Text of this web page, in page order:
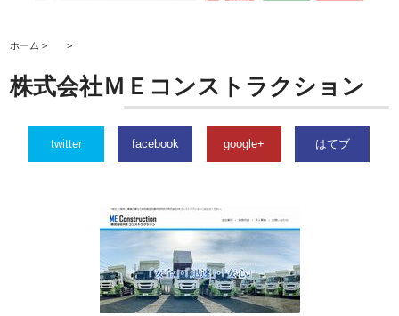
ホーム > >
株式会社ＭＥコンストラクション
twitter facebook google+ はてブ